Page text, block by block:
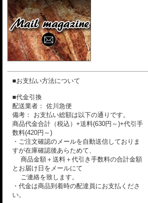
■お支払い方法について
■代金引換
配送業者： 佐川急便
備考： お支払い総額は以下の通りです。
商品代金合計（税込）+送料(630円～)+代引手
数料(420円～)
・ご注文確認のメールを自動送信しておりま
すが在庫確認後あらためて、
商品金額＋送料＋代引き手数料の合計金額
とお届け日をメールにて
ご連絡を致します。
・代金は商品到着時の配達員にお支払くださ
い。